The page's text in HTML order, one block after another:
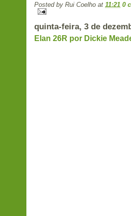
Posted by Rui Coelho at 11:21 0
quinta-feira, 3 de
Elan 26R por Dickie